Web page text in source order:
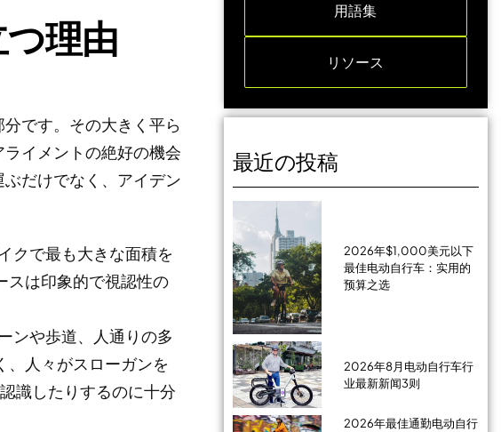
理由
です。その大きく平ら
イメントの絶好の機会
だけでなく、アイデン
クで最も大きな面積を
スは印象的で視認性の
ンや歩道、人通りの多
、人々がスローガンを
識したりするのに十分
用語集
リソース
最近の投稿
2026年$1,000美元以下
最佳电动自行车：实用的
预算之选
2026年8月电动自行车行
业最新新闻3则
2026年最佳通勤电动自行